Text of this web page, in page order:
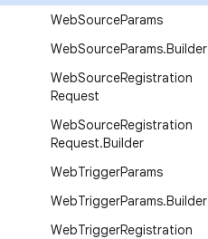
WebSourceParams
WebSourceParams.Builder
WebSourceRegistration
Request
WebSourceRegistration
Request.Builder
WebTriggerParams
WebTriggerParams.Builder
WebTriggerRegistration